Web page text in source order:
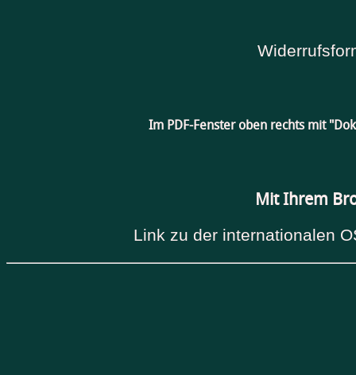
Im PDF-Fenster oben rechts mit
Mit Ihrem
Link zu der internationalen